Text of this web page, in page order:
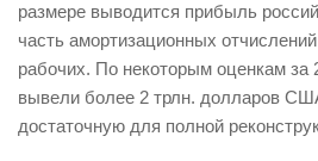
размере выводится прибыль
часть амортизационных
рабочих. По некоторым оценкам за
вывели более 2 трлн. долларов
достаточную для полной